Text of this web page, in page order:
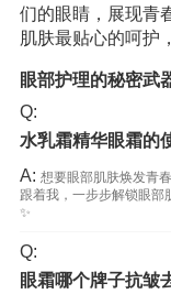
们的眼睛，展现青
肌肤最贴心的呵护
眼部护理的秘密武
Q:
水乳霜精华眼霜的
A: 想要眼部肌肤焕发青
跟着我，一步步解锁眼部
✨
Q:
眼霜哪个牌子抗皱